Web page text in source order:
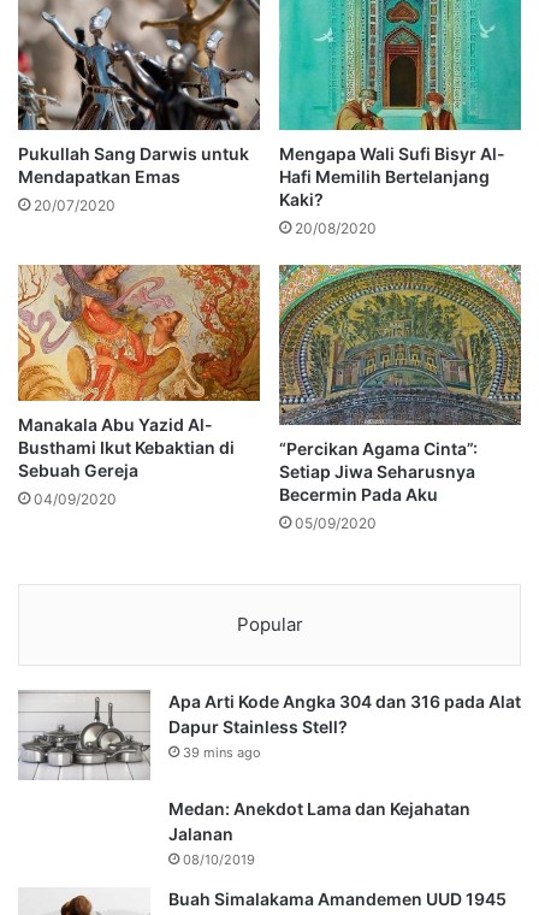
Pukullah Sang Darwis untuk
Mendapatkan Emas
20/07/2020
Mengapa Wali Sufi Bisyr Al-
Hafi Memilih Bertelanjang
Kaki?
20/08/2020
Manakala Abu Yazid Al-
Busthami Ikut Kebaktian di
Sebuah Gereja
04/09/2020
“Percikan Agama Cinta”:
Setiap Jiwa Seharusnya
Becermin Pada Aku
05/09/2020
Popular
Apa Arti Kode Angka 304 dan 316 pada Alat
Dapur Stainless Stell?
39 mins ago
Medan: Anekdot Lama dan Kejahatan
Jalanan
08/10/2019
Buah Simalakama Amandemen UUD 1945